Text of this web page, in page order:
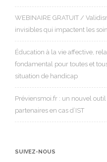
WEBINAIRE GRATUIT /
invisibles qui impactent les
Éducation à la vie affective,
fondamental pour toutes et
situation de handicap
Préviensmoi.fr : un nouvel
partenaires en cas d’IST
SUIVEZ-NOUS